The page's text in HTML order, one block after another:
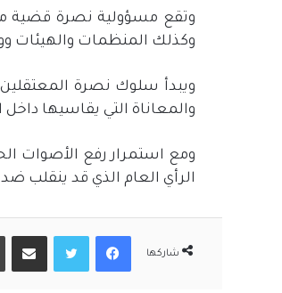
وتقع مسؤولية نصرة قضية
وكذلك المنظمات والهيئات
ويبدأ سلوك نصرة
والمعاناة التي يقاسيها
ومع استمرار رفع الأصوات
الرأي العام الذي قد ينقلب
شاركها
فيسبوكتويتر مشاركة